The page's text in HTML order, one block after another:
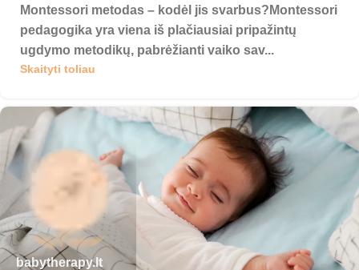
Montessori metodas – kodėl jis svarbus?Montessori
pedagogika yra viena iš plačiausiai pripažintų
ugdymo metodikų, pabrėžianti vaiko sav...
Skaityti toliau
babytherapy.lt